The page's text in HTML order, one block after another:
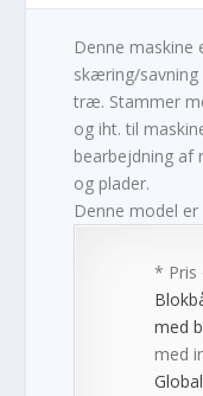
Denne maskine
skæring/
træ. Stammer
og iht. til
bearbejdning
og plader.
Denne model
* Pris
med
med